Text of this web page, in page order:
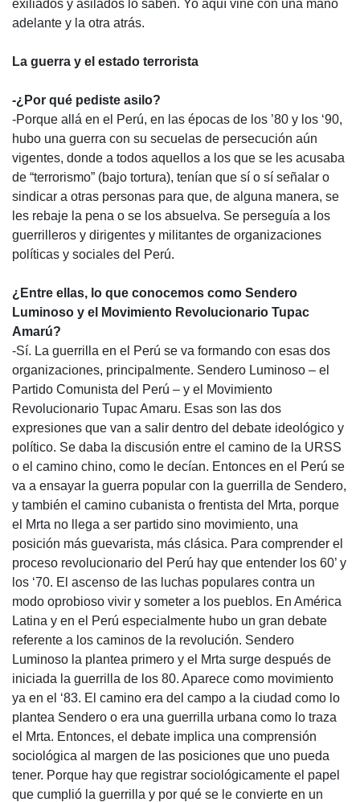
exiliados y asilados lo saben. Yo aquí vine con una mano
adelante y la otra atrás.
La guerra y el estado terrorista
-¿Por qué pediste asilo?
-Porque allá en el Perú, en las épocas de los ’80 y los ‘90,
hubo una guerra con su secuelas de persecución aún
vigentes, donde a todos aquellos a los que se les acusaba
de “terrorismo” (bajo tortura), tenían que sí o sí señalar o
sindicar a otras personas para que, de alguna manera, se
les rebaje la pena o se los absuelva. Se perseguía a los
guerrilleros y dirigentes y militantes de organizaciones
políticas y sociales del Perú.
¿Entre ellas, lo que conocemos como Sendero
Luminoso y el Movimiento Revolucionario Tupac
Amarú?
-Sí. La guerrilla en el Perú se va formando con esas dos
organizaciones, principalmente. Sendero Luminoso – el
Partido Comunista del Perú – y el Movimiento
Revolucionario Tupac Amaru. Esas son las dos
expresiones que van a salir dentro del debate ideológico y
político. Se daba la discusión entre el camino de la URSS
o el camino chino, como le decían. Entonces en el Perú se
va a ensayar la guerra popular con la guerrilla de Sendero,
y también el camino cubanista o frentista del Mrta, porque
el Mrta no llega a ser partido sino movimiento, una
posición más guevarista, más clásica. Para comprender el
proceso revolucionario del Perú hay que entender los 60’ y
los ‘70. El ascenso de las luchas populares contra un
modo oprobioso vivir y someter a los pueblos. En América
Latina y en el Perú especialmente hubo un gran debate
referente a los caminos de la revolución. Sendero
Luminoso la plantea primero y el Mrta surge después de
iniciada la guerrilla de los 80. Aparece como movimiento
ya en el ‘83. El camino era del campo a la ciudad como lo
plantea Sendero o era una guerrilla urbana como lo traza
el Mrta. Entonces, el debate implica una comprensión
sociológica al margen de las posiciones que uno pueda
tener. Porque hay que registrar sociológicamente el papel
que cumplió la guerrilla y por qué se le convierte en un